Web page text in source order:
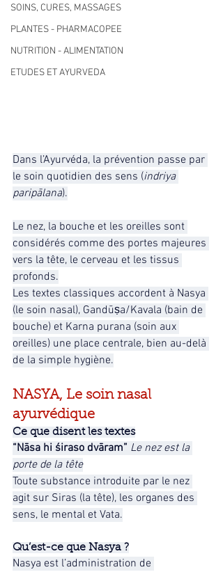
SOINS, CURES, MASSAGES
PLANTES - PHARMACOPEE
NUTRITION - ALIMENTATION
ETUDES ET AYURVEDA
Dans l’Ayurvéda, la prévention passe par
le soin quotidien des sens (indriya
paripālana).
Le nez, la bouche et les oreilles sont
considérés comme des portes majeures
vers la tête, le cerveau et les tissus
profonds.
Les textes classiques accordent à Nasya
(le soin nasal), Gandūṣa/Kavala (bain de
bouche) et Karna purana (soin aux
oreilles) une place centrale, bien au-delà
de la simple hygiène.
NASYA, Le soin nasal
ayurvédique
Ce que disent les textes
“Nāsa hi śiraso dvāram” Le nez est la
porte de la tête
Toute substance introduite par le nez
agit sur Siras (la tête), les organes des
sens, le mental et Vata.
Qu’est-ce que Nasya ?
Nasya est l’administration de